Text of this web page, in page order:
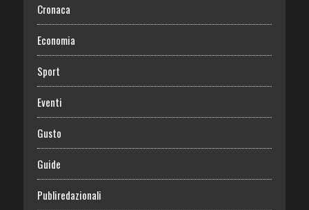
Cronaca
Economia
Sport
Eventi
Gusto
Guide
Publiredazionali